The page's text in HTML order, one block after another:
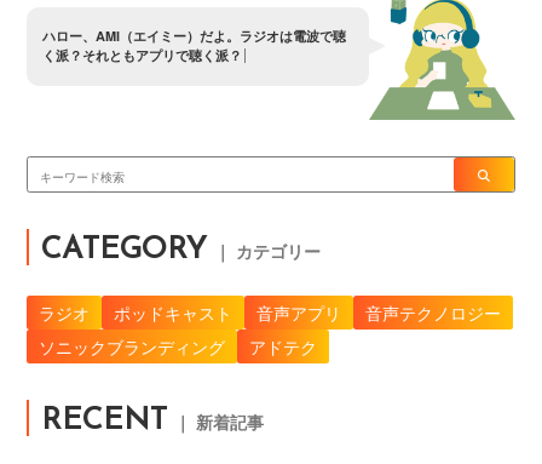
ハロー、 AMI（エイ ミ ー） だよ 。 ラジオは電波で聴
く 派？ それと もアプリで聴く 派？
CATEGORY ｜ カテゴリー
ラジオ ポッドキャスト 音声アプリ
音声テクノロジー
ソニックブランディング
アドテク
RECENT ｜ 新着記事